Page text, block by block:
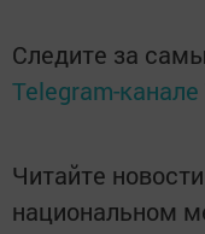
Следите за
Telegram-канале
Читайте
национальном